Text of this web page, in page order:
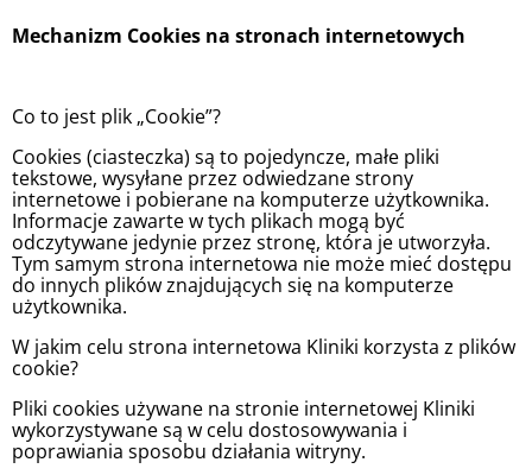
Mechanizm Cookies na stronach internetowych
Co to jest plik „Cookie”?
Cookies (ciasteczka) są to pojedyncze, małe pliki
tekstowe, wysyłane przez odwiedzane strony
internetowe i pobierane na komputerze użytkownika.
Informacje zawarte w tych plikach mogą być
odczytywane jedynie przez stronę, która je utworzyła.
Tym samym strona internetowa nie może mieć dostępu
do innych plików znajdujących się na komputerze
użytkownika.
W jakim celu strona internetowa Kliniki korzysta z plików
cookie?
Pliki cookies używane na stronie internetowej Kliniki
wykorzystywane są w celu dostosowywania i
poprawiania sposobu działania witryny.